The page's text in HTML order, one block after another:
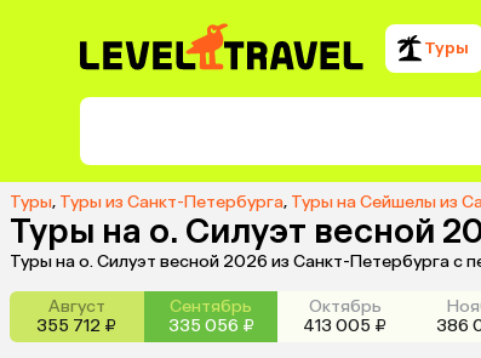
Туры
Туры, Туры из Санкт-Петербурга, Туры на Сейшелы из
Туры на о. Силуэт весной
Туры на о. Силуэт весной 2026 из Санкт-Петербурга
Август
355 712 ₽
Сентябрь
335 056 ₽
Октябрь
413 005 ₽
386